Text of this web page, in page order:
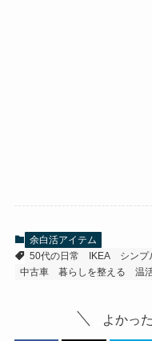
余白活アイテム
50代の日常
IKEA シンプ
中古車
暮らしを整える 温
よかっ